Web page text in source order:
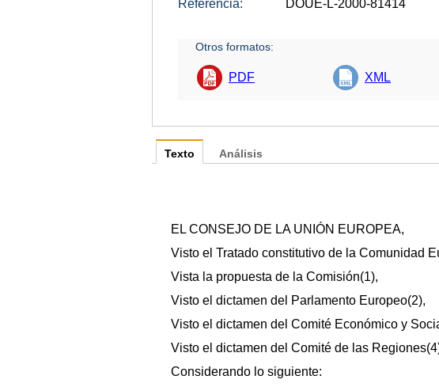
Referencia:
DOUE-L-2000-81414
Otros formatos:
PDF XML
Texto
EL CONSEJO DE LA UNIÓN EUROPEA,
Visto el Tratado constitutivo de la Comunidad
Vista la propuesta de la Comisión(1),
Visto el dictamen del Parlamento Europeo(2),
Visto el dictamen del Comité Económico y
Visto el dictamen del Comité de las
Considerando lo siguiente:
Análisis